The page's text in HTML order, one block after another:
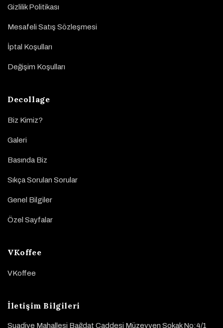
Gizlilik Politikası
Mesafeli Satış Sözleşmesi
İptal Koşulları
Değişim Koşulları
Decollage
Biz Kimiz?
Galeri
Basında Biz
Sıkça Sorulan Sorular
Genel Bilgiler
Özel Sayfalar
VKoffee
VKoffee
İletişim Bilgileri
Suadiye Mahallesi Bağdat Caddesi Müzeyyen Sokak No:4/1